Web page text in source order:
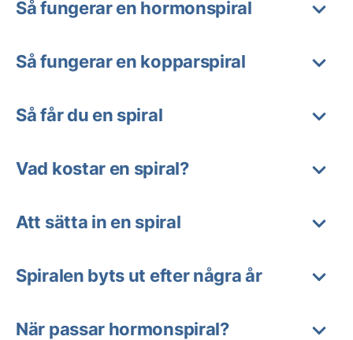
Så fungerar en hormonspiral
Så fungerar en kopparspiral
Så får du en spiral
Vad kostar en spiral?
Att sätta in en spiral
Spiralen byts ut efter några år
När passar hormonspiral?